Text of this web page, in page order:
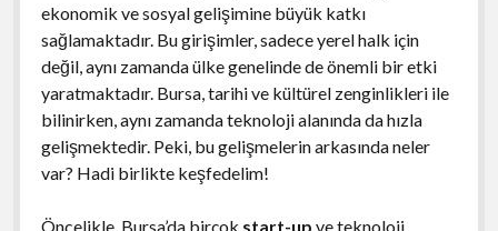
ekonomik ve sosyal gelişimine büyük katkı
sağlamaktadır. Bu girişimler, sadece yerel halk için
değil, aynı zamanda ülke genelinde de önemli bir etki
yaratmaktadır. Bursa, tarihi ve kültürel zenginlikleri ile
bilinirken, aynı zamanda teknoloji alanında da hızla
gelişmektedir. Peki, bu gelişmelerin arkasında neler
var? Hadi birlikte keşfedelim!
Öncelikle, Bursa’da birçok start-up ve teknoloji